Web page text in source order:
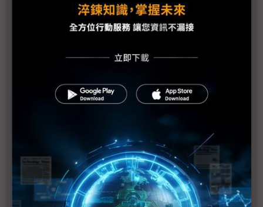
玻璃基板3Q24默默漲 面板價格戰添柴火？
折疊iPhone大餅香餑餑 台系FCCL只能垂涎？
面板雙虎2Q營運報喜 3Q面板採購動能添變數
光耀看NB 3Q24回神 衝刺車載光學膜
Mini LED電視銷售銳不可擋 2025年上看千萬台
控產導致面板週期改變 4Q旺季不再